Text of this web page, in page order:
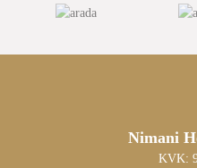
Nimani
KVK: